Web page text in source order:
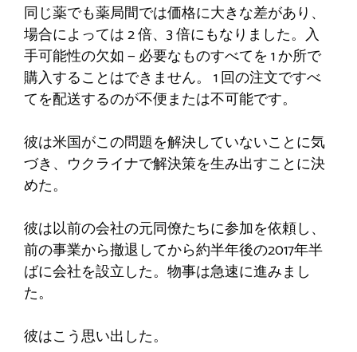
同じ薬でも薬局間では価格に大きな差があり、
場合によっては 2 倍、3 倍にもなりました。入
手可能性の欠如 — 必要なものすべてを 1 か所で
購入することはできません。 1 回の注文ですべ
てを配送するのが不便または不可能です。
彼は米国がこの問題を解決していないことに気
づき、ウクライナで解決策を生み出すことに決
めた。
彼は以前の会社の元同僚たちに参加を依頼し、
前の事業から撤退してから約半年後の2017年半
ばに会社を設立した。物事は急速に進みまし
た。
彼はこう思い出した。